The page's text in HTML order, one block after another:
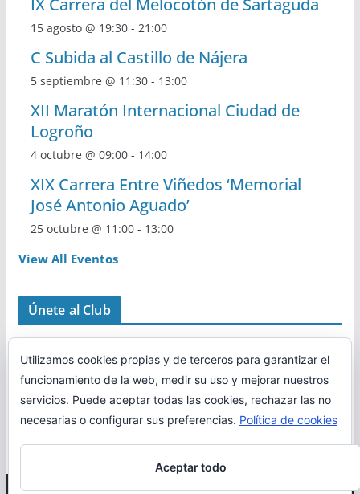
IX Carrera del Melocotón de Sartaguda
15 agosto @ 19:30- 21:00
C Subida al Castillo de Nájera
5 septiembre @ 11:30- 13:00
XII Maratón Internacional Ciudad de
Logroño
4 octubre @ 09:00- 14:00
XIX Carrera Entre Viñedos ‘Memorial
José Antonio Aguado’
25 octubre @ 11:00- 13:00
View All Eventos
Únete al Club
Utilizamos cookies propias y de terceros para garantizar el
funcionamiento de la web, medir su uso y mejorar nuestros
servicios. Puede aceptar todas las cookies, rechazar las no
necesarias o configurar sus preferencias. Política de cookies
Aceptar todo